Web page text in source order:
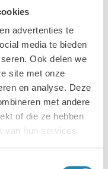
advertenties te
media te bieden
Ook delen we
site met onze
en analyse. Deze
met andere
of die ze hebben
van hun services.